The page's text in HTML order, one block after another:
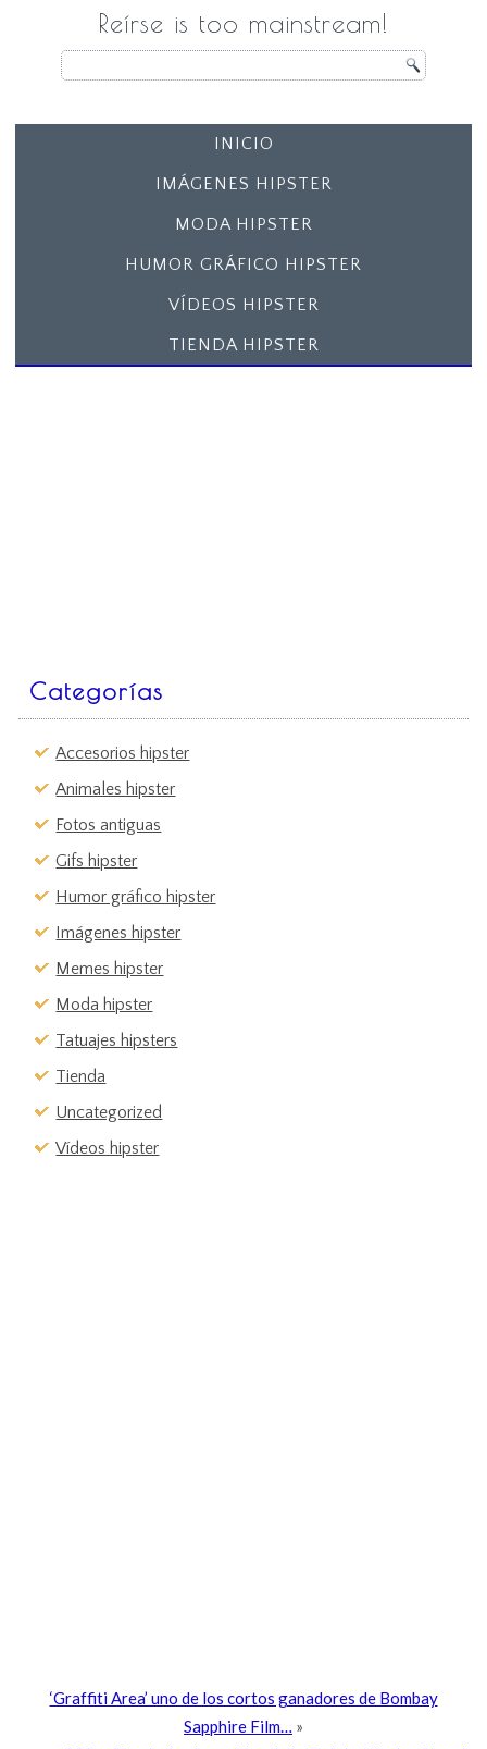
Reírse is too mainstream!
INICIO
IMÁGENES HIPSTER
MODA HIPSTER
HUMOR GRÁFICO HIPSTER
VÍDEOS HIPSTER
TIENDA HIPSTER
Categorías
Accesorios hipster
Animales hipster
Fotos antiguas
Gifs hipster
Humor gráfico hipster
Imágenes hipster
Memes hipster
Moda hipster
Tatuajes hipsters
Tienda
Uncategorized
Vídeos hipster
‘Graffiti Area’ uno de los cortos ganadores de Bombay
Sapphire Film… »